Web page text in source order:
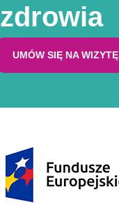
zdrowia
UMÓW SIĘ NA WIZYTĘ